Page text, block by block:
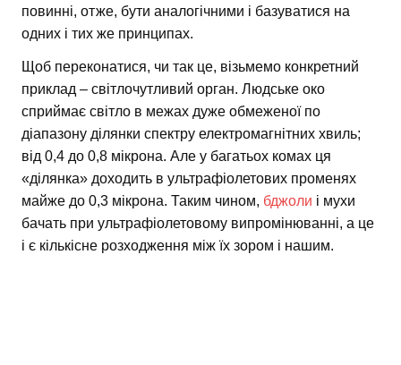
повинні, отже, бути аналогічними і базуватися на
одних і тих же принципах.
Щоб переконатися, чи так це, візьмемо конкретний
приклад – світлочутливий орган. Людське око
сприймає світло в межах дуже обмеженої по
діапазону ділянки спектру електромагнітних хвиль;
від 0,4 до 0,8 мікрона. Але у багатьох комах ця
«ділянка» доходить в ультрафіолетових променях
майже до 0,3 мікрона. Таким чином, бджоли і мухи
бачать при ультрафіолетовому випромінюванні, а це
і є кількісне розходження між їх зором і нашим.